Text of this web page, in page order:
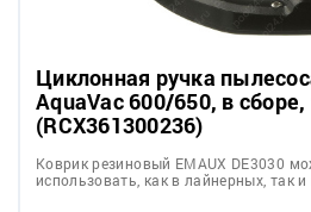
Циклонная ручка
AquaVac 600/650, в сборе,
(RCX361300236)
Коврик резиновый EMAUX DE3030
использовать, как в лайнерных, так